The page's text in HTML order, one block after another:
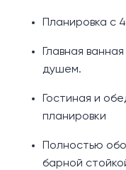
Планировка с
Главная
душем.
Гостиная и
планировки
Полностью
барной